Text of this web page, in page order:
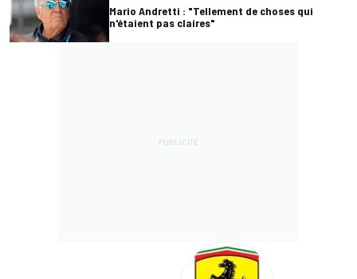
Mario Andretti : "Tellement de choses qui
n'étaient pas claires"